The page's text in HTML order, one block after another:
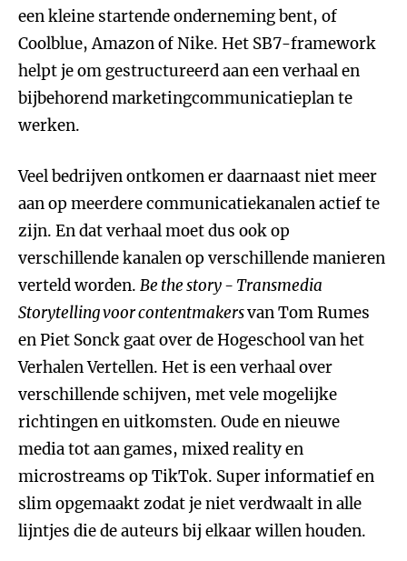
een kleine startende onderneming bent, of
Coolblue, Amazon of Nike. Het SB7-framework
helpt je om gestructureerd aan een verhaal en
bijbehorend marketingcommunicatieplan te
werken.
Veel bedrijven ontkomen er daarnaast niet meer
aan op meerdere communicatiekanalen actief te
zijn. En dat verhaal moet dus ook op
verschillende kanalen op verschillende manieren
verteld worden. Be the story - Transmedia
Storytelling voor contentmakersvan Tom Rumes
en Piet Sonck gaat over de Hogeschool van het
Verhalen Vertellen. Het is een verhaal over
verschillende schijven, met vele mogelijke
richtingen en uitkomsten. Oude en nieuwe
media tot aan games, mixed reality en
microstreams op TikTok. Super informatief en
slim opgemaakt zodat je niet verdwaalt in alle
lijntjes die de auteurs bij elkaar willen houden.